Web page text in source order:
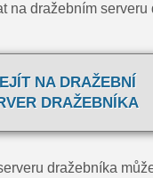
na dražebním
NA DRAŽEBNÍ
DRAŽEBNÍKA
dražebníka